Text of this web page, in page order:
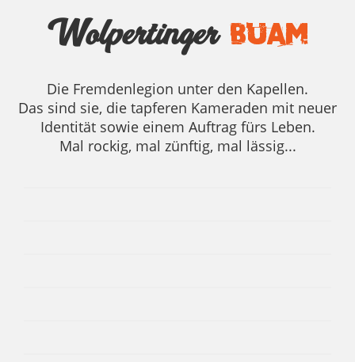
Wolpertinger Buam
Die Fremdenlegion unter den Kapellen.
Das sind sie, die tapferen Kameraden mit neuer
Identität sowie einem Auftrag fürs Leben.
Mal rockig, mal zünftig, mal lässig...
Hoty
GESANG
Ronny
QUETSCHE & KEYBOARD
Elsi